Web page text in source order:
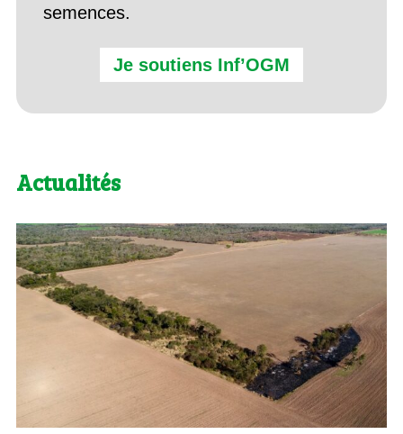
semences.
Je soutiens Inf’OGM
Actualités